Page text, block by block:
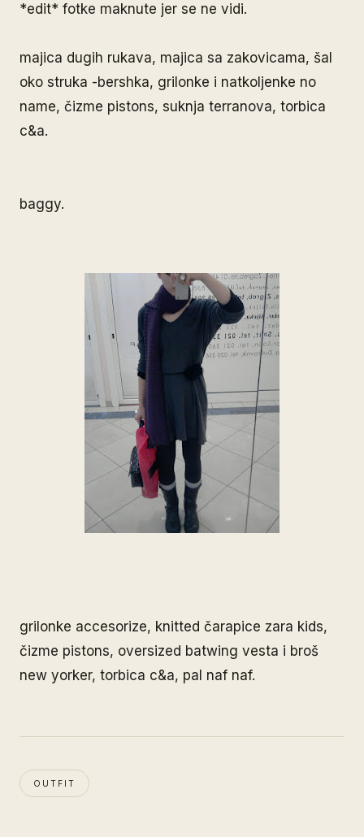
*edit* fotke maknute jer se ne vidi.
majica dugih rukava, majica sa zakovicama, šal
oko struka -bershka, grilonke i natkoljenke no
name, čizme pistons, suknja terranova, torbica
c&a.
baggy.
grilonke accesorize, knitted čarapice zara kids,
čizme pistons, oversized batwing vesta i broš
new yorker, torbica c&a, pal naf naf.
OUTFIT